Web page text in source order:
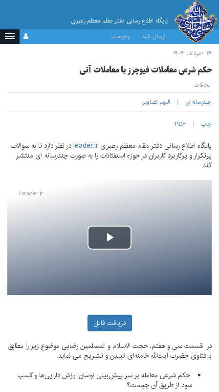
پایگاه اطلاع رسانی دفتر مقام معظم رهبری
ارسال نامه
وجوهات
۲۶ /مرداد/ ۱۴۰۴
حکم شرعی معاملات فیوچرز یا معاملات آتی
الحاقات
چندرسانه‌ای
آلبوم تصاویر
چاپ PDF
پایگاه اطلاع رسانی دفتر مقام معظم رهبری leader.irدر نظر دارد تا به سوالات
پرتکرار و پرکاربرد کاربران در حوزه استفتائات را به صورت چندرسانه ای منتشر
کند.
پخش
ویدیو
دریافت فایل
در قسمت سی و هفتم، حجت الاسلام و المسلمین رضایی موضوع زیر را مطابق
با فتاوی حضرت‌ آیت‌الله خامنه‌ای تبیین و تشریح می نماید.
حکم شرعی معامله بر سر پیش‌بینی نوسان ارزش دارایی‌ها و کسب
سود از طریق آن چیست؟